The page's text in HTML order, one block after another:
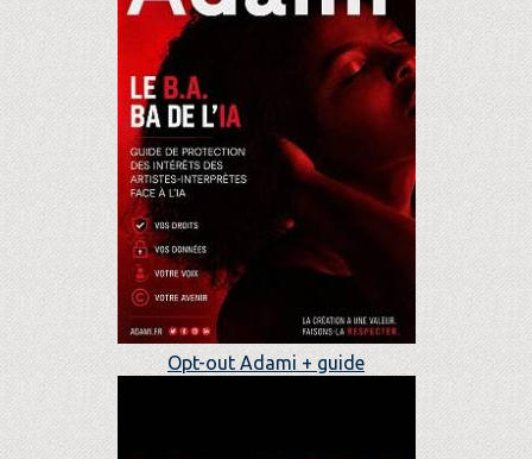
Opt-out Adami + guide